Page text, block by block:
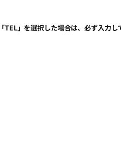
」を選択した場合は、必ず入力し